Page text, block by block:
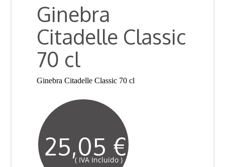
Ginebra
Citadelle Classic
70 cl
Ginebra Citadelle Classic 70 cl
25,05 €
( IVA Incluido )